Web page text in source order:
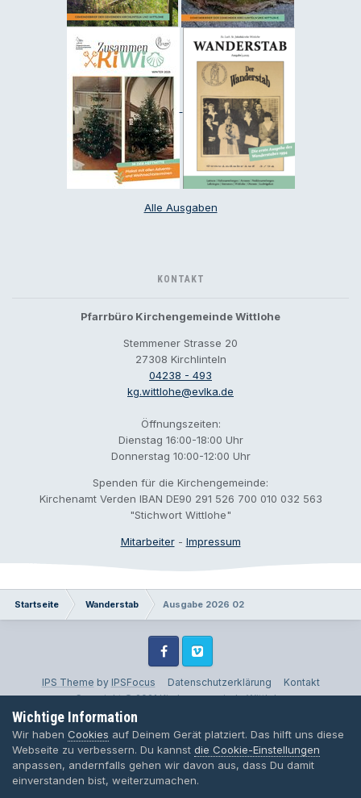
Alle Ausgaben
KONTAKT
Pfarrbüro Kirchengemeinde Wittlohe
Stemmener Strasse 20
27308 Kirchlinteln
04238 - 493
kg.wittlohe@evlka.de
Öffnungszeiten:
Dienstag 16:00-18:00 Uhr
Donnerstag 10:00-12:00 Uhr
Spenden für die Kirchengemeinde:
Kirchenamt Verden IBAN DE90 291 526 700 010 032 563
"Stichwort Wittlohe"
Mitarbeiter- Impressum
Startseite Wanderstab Ausgabe 2026 02
IPS Theme by IPSFocus Datenschutzerklärung Kontakt
FacebookVimeo
Copyright © 2021 Kirchengemeinde Wittlohe
Powered by Invision Community
Wichtige Information
Wir haben Cookies auf Deinem Gerät platziert. Das hilft uns diese
Webseite zu verbessern. Du kannst die Cookie-Einstellungen
anpassen, andernfalls gehen wir davon aus, dass Du damit
einverstanden bist, weiterzumachen.